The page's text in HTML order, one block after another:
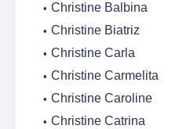
Christine Balbina
Christine Biatriz
Christine Carla
Christine Carmelita
Christine Caroline
Christine Catrina